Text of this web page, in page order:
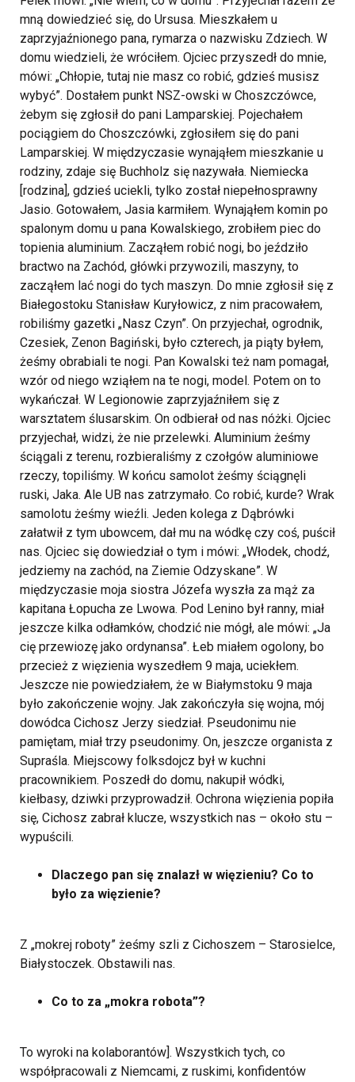
mną dowiedzieć się, do Ursusa. Mieszkałem u
zaprzyjaźnionego pana, rymarza o nazwisku Zdziech. W
domu wiedzieli, że wróciłem. Ojciec przyszedł do mnie,
mówi: „Chłopie, tutaj nie masz co robić, gdzieś musisz
wybyć”. Dostałem punkt NSZ-owski w Choszczówce,
żebym się zgłosił do pani Lamparskiej. Pojechałem
pociągiem do Choszczówki, zgłosiłem się do pani
Lamparskiej. W międzyczasie wynająłem mieszkanie u
rodziny, zdaje się Buchholz się nazywała. Niemiecka
[rodzina], gdzieś uciekli, tylko został niepełnosprawny
Jasio. Gotowałem, Jasia karmiłem. Wynająłem komin po
spalonym domu u pana Kowalskiego, zrobiłem piec do
topienia aluminium. Zacząłem robić nogi, bo jeździło
bractwo na Zachód, główki przywozili, maszyny, to
zacząłem lać nogi do tych maszyn. Do mnie zgłosił się z
Białegostoku Stanisław Kuryłowicz, z nim pracowałem,
robiliśmy gazetki „Nasz Czyn”. On przyjechał, ogrodnik,
Czesiek, Zenon Bagiński, było czterech, ja piąty byłem,
żeśmy obrabiali te nogi. Pan Kowalski też nam pomagał,
wzór od niego wziąłem na te nogi, model. Potem on to
wykańczał. W Legionowie zaprzyjaźniłem się z
warsztatem ślusarskim. On odbierał od nas nóżki. Ojciec
przyjechał, widzi, że nie przelewki. Aluminium żeśmy
ściągali z terenu, rozbieraliśmy z czołgów aluminiowe
rzeczy, topiliśmy. W końcu samolot żeśmy ściągnęli
ruski, Jaka. Ale UB nas zatrzymało. Co robić, kurde? Wrak
samolotu żeśmy wieźli. Jeden kolega z Dąbrówki
załatwił z tym ubowcem, dał mu na wódkę czy coś, puścił
nas. Ojciec się dowiedział o tym i mówi: „Włodek, chodź,
jedziemy na zachód, na Ziemie Odzyskane”. W
międzyczasie moja siostra Józefa wyszła za mąż za
kapitana Łopucha ze Lwowa. Pod Lenino był ranny, miał
jeszcze kilka odłamków, chodzić nie mógł, ale mówi: „Ja
cię przewiozę jako ordynansa”. Łeb miałem ogolony, bo
przecież z więzienia wyszedłem 9 maja, uciekłem.
Jeszcze nie powiedziałem, że w Białymstoku 9 maja
było zakończenie wojny. Jak zakończyła się wojna, mój
dowódca Cichosz Jerzy siedział. Pseudonimu nie
pamiętam, miał trzy pseudonimy. On, jeszcze organista z
Supraśla. Miejscowy folksdojcz był w kuchni
pracownikiem. Poszedł do domu, nakupił wódki,
kiełbasy, dziwki przyprowadził. Ochrona więzienia popiła
się, Cichosz zabrał klucze, wszystkich nas – około stu –
wypuścili.
Dlaczego pan się znalazł w więzieniu? Co to
było za więzienie?
Z „mokrej roboty” żeśmy szli z Cichoszem – Starosielce,
Białystoczek. Obstawili nas.
Co to za „mokra robota”?
To wyroki na kolaborantów]. Wszystkich tych, co
współpracowali z Niemcami, z ruskimi, konfidentów